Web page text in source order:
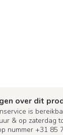
over dit
is
& op zaterdag
nummer +31 85